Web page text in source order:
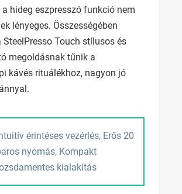
a hideg eszpresszó funkció nem
lényeges. Összességében
SteelPresso Touch stílusos és
megoldásnak tűnik a
kávés rituálékhoz, nagyon jó
érintéses vezérlés, Erős 20
nyomás, Kompakt
kialakítás